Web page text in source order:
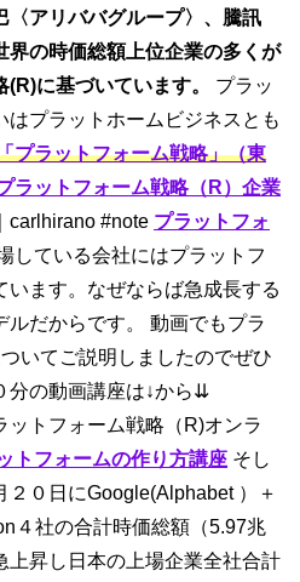
〈アリババグループ〉、騰訊
界の時価総額上位企業の多くが
に基づいています。
プラッ
はプラットホームビジネスとも
プラットフォーム戦略」（東
ラットフォーム戦略（R）企業
｜carlhirano #note プラットフォ
している会社にはプラットフ
います。なぜならば急成長する
ルだからです。 動画でもプラ
いてご説明しましたのでぜひ
分の動画講座は↓から⇊
トフォーム戦略（R)オンラ
トフォームの作り方講座 そし
０日にGoogle(Alphabet ）＋
４社の合計時価総額（5.97兆
上昇し日本の上場企業全社合計